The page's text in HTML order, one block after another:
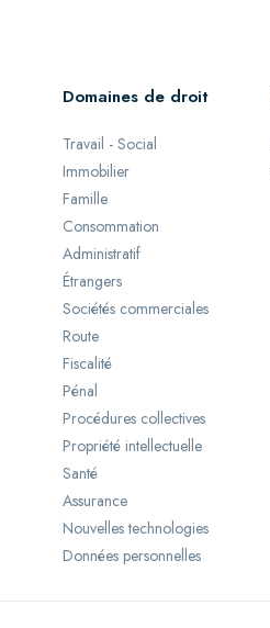
Domaines de droit
Travail - Social
Immobilier
Famille
Consommation
Administratif
Étrangers
Sociétés commerciales
Route
Fiscalité
Pénal
Procédures collectives
Propriété intellectuelle
Santé
Assurance
Nouvelles technologies
Données personnelles